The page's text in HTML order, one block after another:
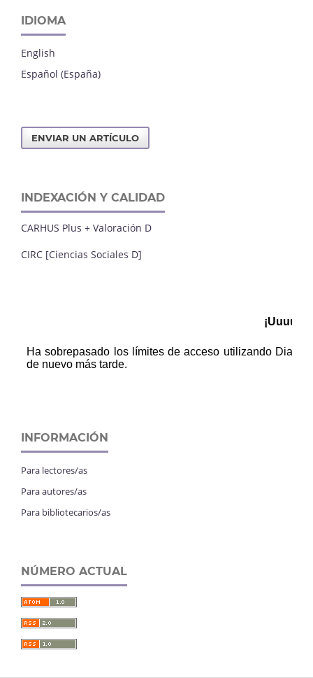
IDIOMA
English
Español (España)
ENVIAR UN ARTÍCULO
INDEXACIÓN Y CALIDAD
CARHUS Plus + Valoración D
CIRC [Ciencias Sociales D]
INFORMACIÓN
Para lectores/as
Para autores/as
Para bibliotecarios/as
NÚMERO ACTUAL